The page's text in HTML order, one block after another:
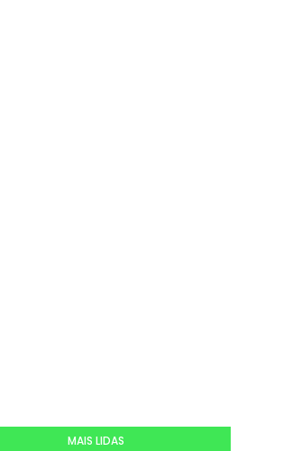
MAIS LIDAS